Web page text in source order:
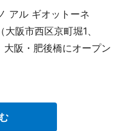
アル ギオットーネ
阪市西区京町堀1、
阪・肥後橋にオープン